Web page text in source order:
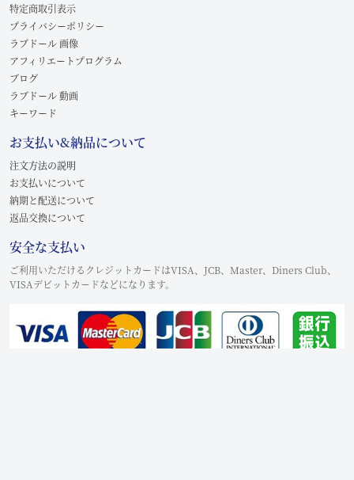
特定商取引表示
プライバシーポリシー
ラブドール 画像
アフィリエートプログラム
ブログ
ラブドール 動画
キーワード
お支払い&納品について
注文方法の説明
お支払いについて
納期と配送について
返品交換について
安全な支払い
ご利用いただけるクレジットカードはVISA、JCB、Master、Diners Club、
VISAデビットカードなどになります。